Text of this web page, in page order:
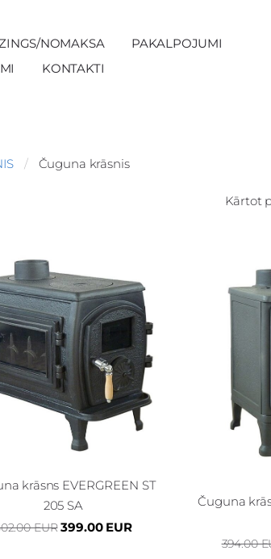
NOMAKSA
PAKALPOJUMI
KONTAKTI
Čuguna krāsnis
Kārtot
krāsns EVERGREEN ST
205 SA
EUR 399.00 EUR
Čuguna
394.00